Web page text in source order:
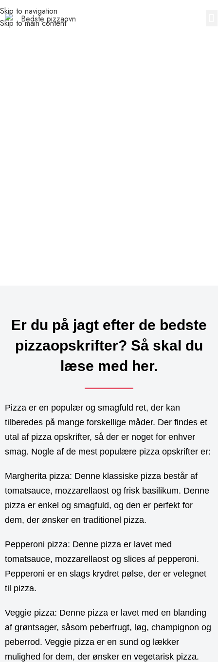
Skip to navigation
Skip to main content
Er du på jagt efter de bedste
pizzaopskrifter? Så skal du
læse med her.
Pizza er en populær og smagfuld ret, der kan
tilberedes på mange forskellige måder. Der findes et
utal af pizza opskrifter, så der er noget for enhver
smag. Nogle af de mest populære pizza opskrifter er:
Margherita pizza: Denne klassiske pizza består af
tomatsauce, mozzarellaost og frisk basilikum. Denne
pizza er enkel og smagfuld, og den er perfekt for
dem, der ønsker en traditionel pizza.
Pepperoni pizza: Denne pizza er lavet med
tomatsauce, mozzarellaost og slices af pepperoni.
Pepperoni er en slags krydret pølse, der er velegnet
til pizza.
Veggie pizza: Denne pizza er lavet med en blanding
af grøntsager, såsom peberfrugt, løg, champignon og
peberrod. Veggie pizza er en sund og lækker
mulighed for dem, der ønsker en vegetarisk pizza.